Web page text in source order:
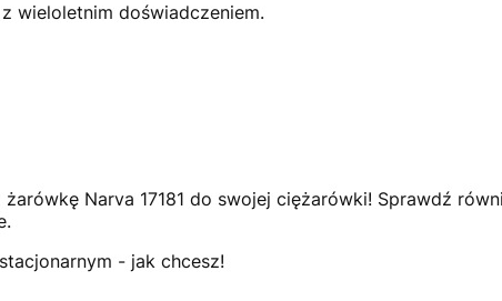
wieloletnim doświadczeniem.
Narva 17181 do swojej ciężarówki! Sprawdź
- jak chcesz!